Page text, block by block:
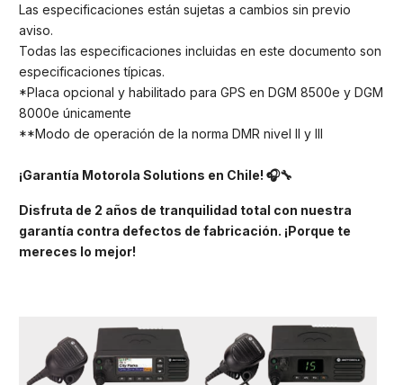
Las especificaciones están sujetas a cambios sin previo
aviso.
Todas las especificaciones incluidas en este documento son
especificaciones típicas.
*Placa opcional y habilitado para GPS en DGM 8500e y DGM
8000e únicamente
**Modo de operación de la norma DMR nivel II y III
¡Garantía Motorola Solutions en Chile! 🎧🔧
Disfruta de 2 años de tranquilidad total con nuestra
garantía contra defectos de fabricación. ¡Porque te
mereces lo mejor!